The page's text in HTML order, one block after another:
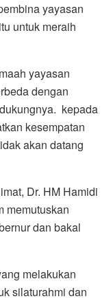
yayasan
untuk meraih
yayasan
dengan
kepada
kesempatan
akan datang
Dr. HM Hamidi
memutuskan
dan bakal
melakukan
silaturahmi dan